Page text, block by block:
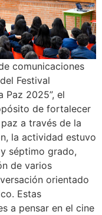
comunicaciones
Festival
Paz 2025”, el
de fortalecer
a través de la
la actividad estuvo
séptimo grado,
de varios
orientado
Estas
a pensar en el cine